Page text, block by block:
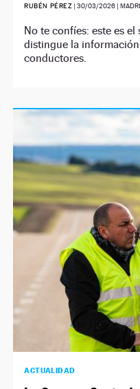
RUBÉN PÉREZ |30/03/2026 |
No te confíes: este es
distingue la
conductores.
ACTUALIDAD